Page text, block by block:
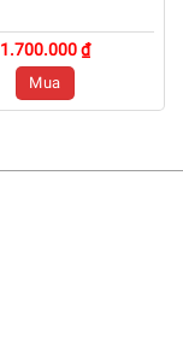
1.700.000 ₫
Mua